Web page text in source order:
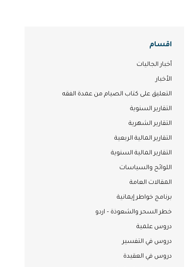
اقسام
أخبار الجاليات
الأخبار
التعليق على كتاب الصيام من عمدة الفقه
التقارير السنوية
التقارير الشهرية
التقارير المالية الربعية
التقارير المالية السنوية
اللوائح والسياسات
المقالات العامة
برنامج خواطر إيمانية
خطر السحر والشعوذة – اردو
دروس علمية
دروس في التفسير
دروس في العقيدة